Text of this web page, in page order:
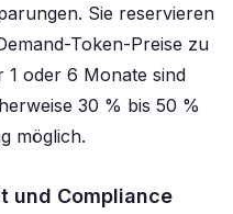
Sie reservieren
Token-Preise zu
1 oder 6 Monate sind
30 % bis 50 %
möglich.
und Compliance